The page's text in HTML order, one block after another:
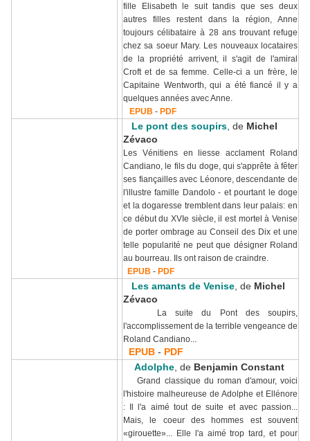
fille Elisabeth le suit tandis que ses deux
autres filles restent dans la région, Anne
toujours célibataire à 28 ans trouvant refuge
chez sa soeur Mary. Les nouveaux locataires
de la propriété arrivent, il s'agit de l'amiral
Croft et de sa femme. Celle-ci a un frère, le
Capitaine Wentworth, qui a été fiancé il y a
quelques années avec Anne.
EPUB - PDF
Le pont des soupirs , de Michel
Zévaco
Les Vénitiens en liesse acclament Roland
Candiano, le fils du doge, qui s'apprête à fêter
ses fiançailles avec Léonore, descendante de
l'illustre famille Dandolo - et pourtant le doge
et la dogaresse tremblent dans leur palais: en
ce début du XVIe siècle, il est mortel à Venise
de porter ombrage au Conseil des Dix et une
telle popularité ne peut que désigner Roland
au bourreau. Ils ont raison de craindre.
EPUB - PDF
Les amants de Venise , de Michel
Zévaco
La suite du Pont des soupirs,
l'accomplissement de la terrible vengeance de
Roland Candiano..
EPUB - PDF
Adolphe , de Benjamin Constant
Grand classique du roman d'amour, voici
l'histoire malheureuse de Adolphe et Ellénore
: Il l'a aimé tout de suite et avec passion...
Mais, le coeur des hommes est souvent
«girouette»... Elle l'a aimé trop tard, et pour